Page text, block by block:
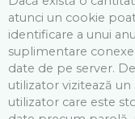
atunci un cookie
identificare a unui
suplimentare
date de pe server.
utilizator vizitează
utilizator care este